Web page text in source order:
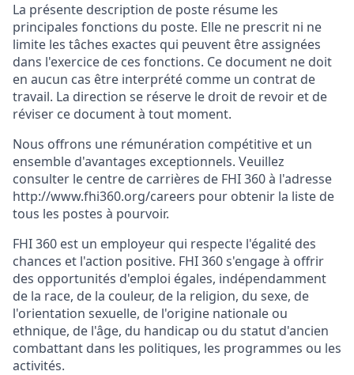
La présente description de poste résume les
principales fonctions du poste. Elle ne prescrit ni ne
limite les tâches exactes qui peuvent être assignées
dans l'exercice de ces fonctions. Ce document ne doit
en aucun cas être interprété comme un contrat de
travail. La direction se réserve le droit de revoir et de
réviser ce document à tout moment.
Nous offrons une rémunération compétitive et un
ensemble d'avantages exceptionnels. Veuillez
consulter le centre de carrières de FHI 360 à l'adresse
http://www.fhi360.org/careers pour obtenir la liste de
tous les postes à pourvoir.
FHI 360 est un employeur qui respecte l'égalité des
chances et l'action positive. FHI 360 s'engage à offrir
des opportunités d'emploi égales, indépendamment
de la race, de la couleur, de la religion, du sexe, de
l'orientation sexuelle, de l'origine nationale ou
ethnique, de l'âge, du handicap ou du statut d'ancien
combattant dans les politiques, les programmes ou les
activités.